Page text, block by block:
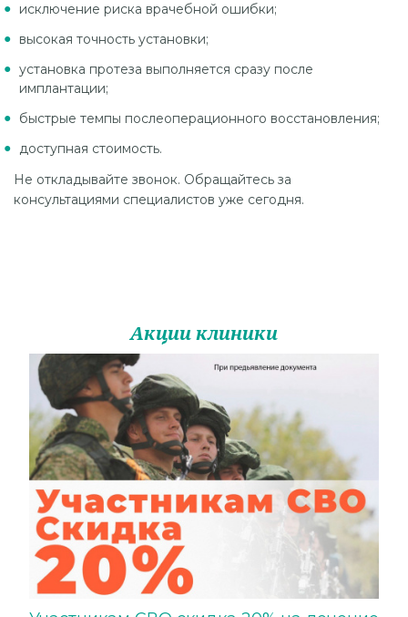
исключение риска врачебной ошибки;
высокая точность установки;
установка протеза выполняется сразу после
имплантации;
быстрые темпы послеоперационного восстановления;
доступная стоимость.
Не откладывайте звонок. Обращайтесь за
консультациями специалистов уже сегодня.
Акции клиники